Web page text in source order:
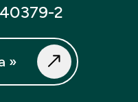
2
»